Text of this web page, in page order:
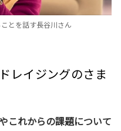
とを話す長谷川さん
レイジングのさま
れからの課題について